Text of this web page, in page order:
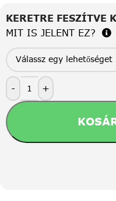
KERETRE FESZÍTVE
MIT IS JELENT EZ?
- +